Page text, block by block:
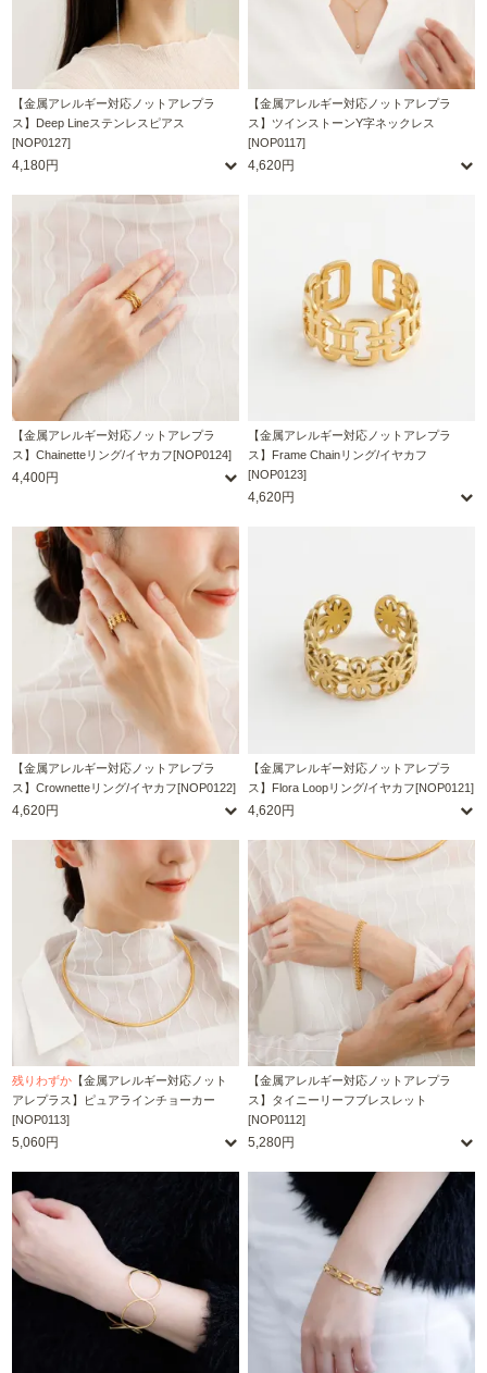
【金属アレルギー対応ノットアレプラ
ス】Deep Lineステンレスピアス
[NOP0127]
4,180円
【金属アレルギー対応ノットアレプラ
ス】ツインストーンY字ネックレス
[NOP0117]
4,620円
【金属アレルギー対応ノットアレプラ
ス】Chainetteリング/イヤカフ[NOP0124]
4,400円
【金属アレルギー対応ノットアレプラ
ス】Frame Chainリング/イヤカフ
[NOP0123]
4,620円
【金属アレルギー対応ノットアレプラ
ス】Crownetteリング/イヤカフ[NOP0122]
4,620円
【金属アレルギー対応ノットアレプラ
ス】Flora Loopリング/イヤカフ[NOP0121]
4,620円
残りわずか 【金属アレルギー対応ノット
アレプラス】ピュアラインチョーカー
[NOP0113]
5,060円
【金属アレルギー対応ノットアレプラ
ス】タイニーリーフブレスレット
[NOP0112]
5,280円